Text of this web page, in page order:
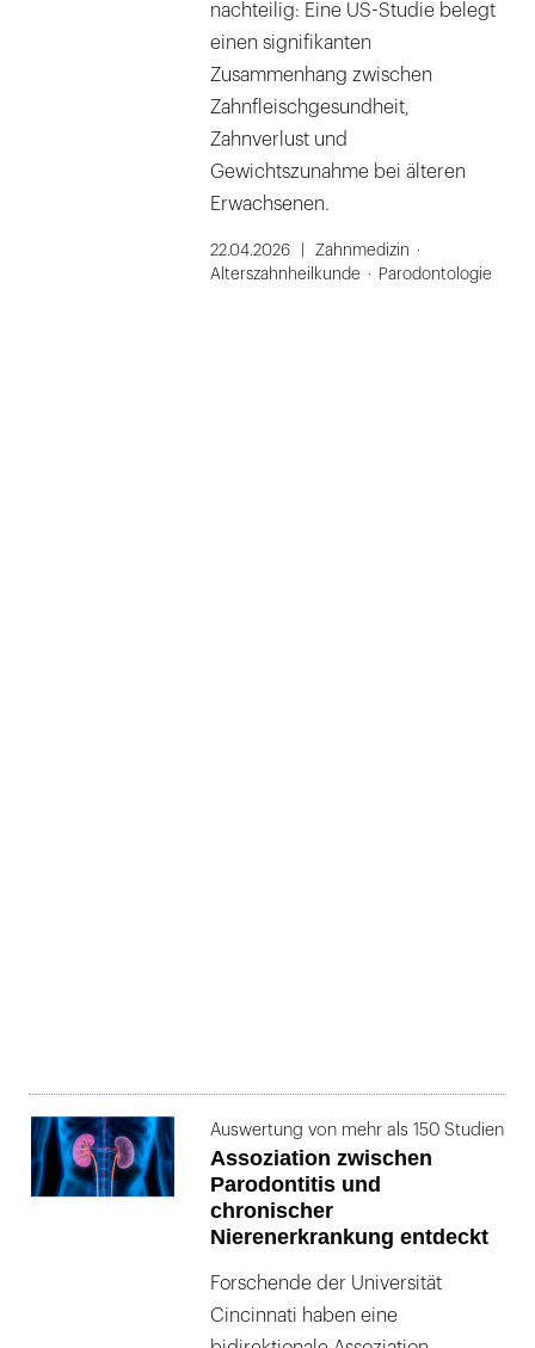
nachteilig: Eine US-Studie belegt
einen signifikanten
Zusammenhang zwischen
Zahnfleischgesundheit,
Zahnverlust und
Gewichtszunahme bei älteren
Erwachsenen.
22.04.2026
Zahnmedizin
Alterszahnheilkunde
Parodontologie
Auswertung von mehr als 150 Studien
Assoziation zwischen
Parodontitis und
chronischer
Nierenerkrankung entdeckt
Forschende der Universität
Cincinnati haben eine